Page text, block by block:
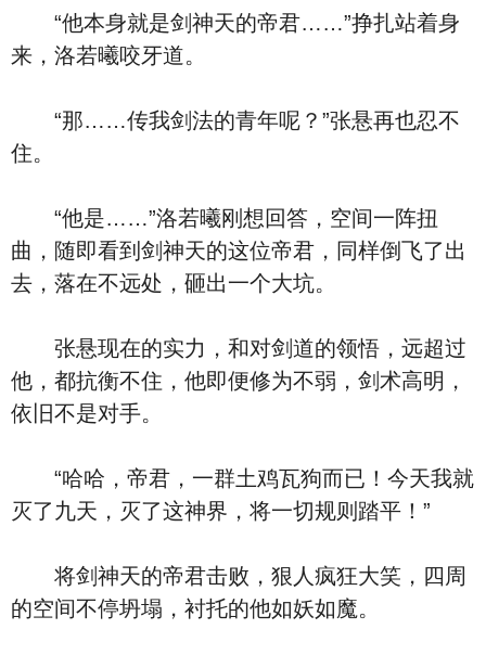
“他本身就是剑神天的帝君……”挣扎站着身
来，洛若曦咬牙道。
“那……传我剑法的青年呢？”张悬再也忍不
住。
“他是……”洛若曦刚想回答，空间一阵扭
曲，随即看到剑神天的这位帝君，同样倒飞了出
去，落在不远处，砸出一个大坑。
张悬现在的实力，和对剑道的领悟，远超过
他，都抗衡不住，他即便修为不弱，剑术高明，
依旧不是对手。
“哈哈，帝君，一群土鸡瓦狗而已！今天我就
灭了九天，灭了这神界，将一切规则踏平！”
将剑神天的帝君击败，狠人疯狂大笑，四周
的空间不停坍塌，衬托的他如妖如魔。